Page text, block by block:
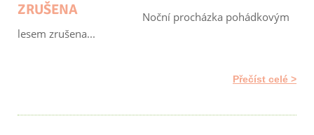
ZRUŠENA
Noční procházka pohádkovým
lesem zrušena...
Přečíst celé